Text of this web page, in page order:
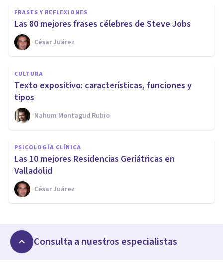
FRASES Y REFLEXIONES
Las 80 mejores frases célebres de Steve Jobs
César Juárez
CULTURA
Texto expositivo: características, funciones y
tipos
Nahum Montagud Rubio
PSICOLOGÍA CLÍNICA
Las 10 mejores Residencias Geriátricas en
Valladolid
César Juárez
Consulta a nuestros especialistas